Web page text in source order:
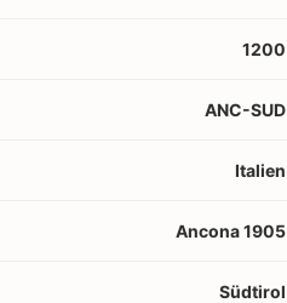
1200
ANC-SUD
Italien
Ancona 1905
Südtirol